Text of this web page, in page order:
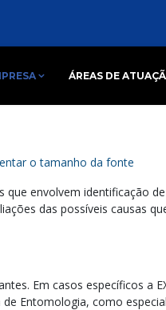
ÁREAS DE
o tamanho da fonte
que envolvem identificação
das possíveis causas
Em casos específicos a
Entomologia, como